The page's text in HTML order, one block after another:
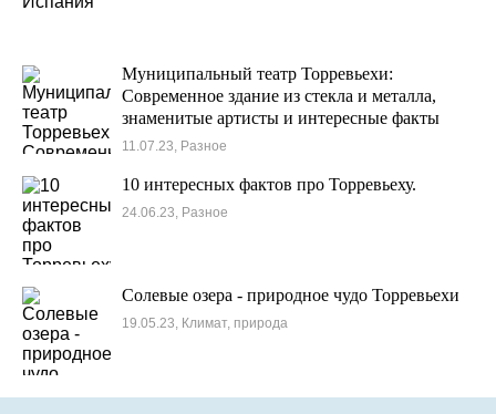
Муниципальный театр Торревьехи:
Современное здание из стекла и металла,
знаменитые артисты и интересные факты
11.07.23, Разное
10 интересных фактов про Торревьеху.
24.06.23, Разное
Солевые озера - природное чудо Торревьехи
19.05.23, Климат, природа